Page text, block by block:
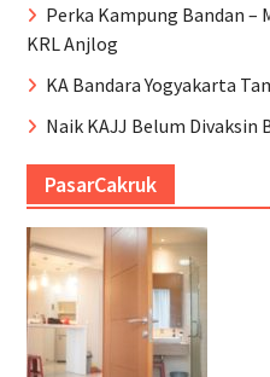
Perka Kampung Bandan –
KRL Anjlog
KA Bandara Yogyakarta
Naik KAJJ Belum Divaksin
PasarCakruk